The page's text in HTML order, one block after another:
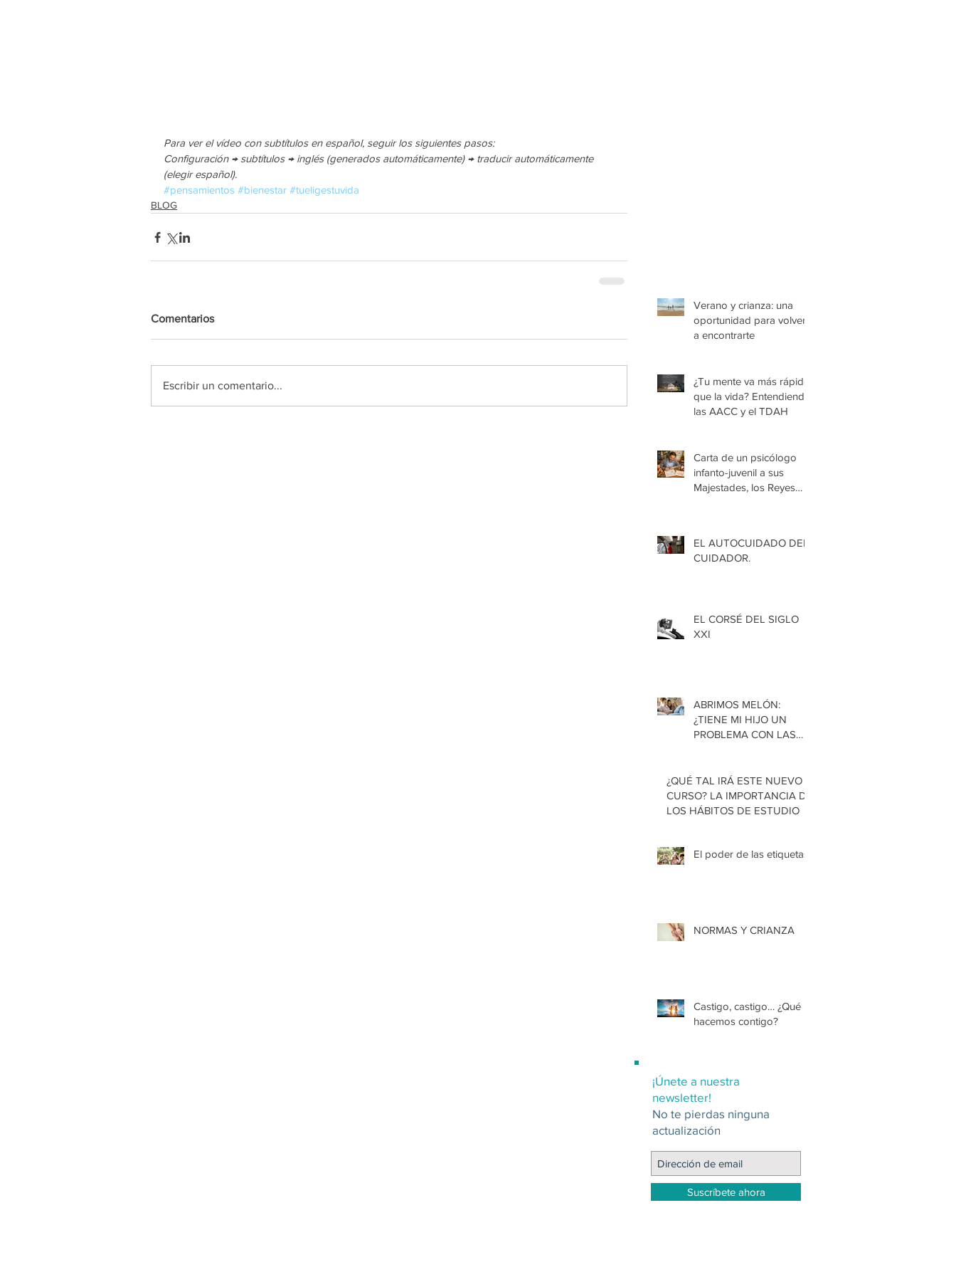
Para ver el vídeo con subtítulos en español, seguir los siguientes pasos:
Configuración → subtítulos → inglés (generados automáticamente) → traducir automáticamente
(elegir español).
#pensamientos #bienestar #tueligestuvida
BLOG
Comentarios
Escribir un comentario...
Verano y crianza: una
oportunidad para volver
a encontrarte
¿Tu mente va más rápido
que la vida? Entendiendo
las AACC y el TDAH
Carta de un psicólogo
infanto-juvenil a sus
Majestades, los Reyes
EL AUTOCUIDADO DEL
CUIDADOR.
EL CORSÉ DEL SIGLO
XXI
ABRIMOS MELÓN:
¿TIENE MI HIJO UN
PROBLEMA CON LAS
¿QUÉ TAL IRÁ ESTE NUEVO
CURSO? LA IMPORTANCIA DE
LOS HÁBITOS DE ESTUDIO
El poder de las etiquetas
NORMAS Y CRIANZA
Castigo, castigo… ¿Qué
hacemos contigo?
¡Únete a nuestra
newsletter!
No te pierdas ninguna
actualización
Suscríbete ahora